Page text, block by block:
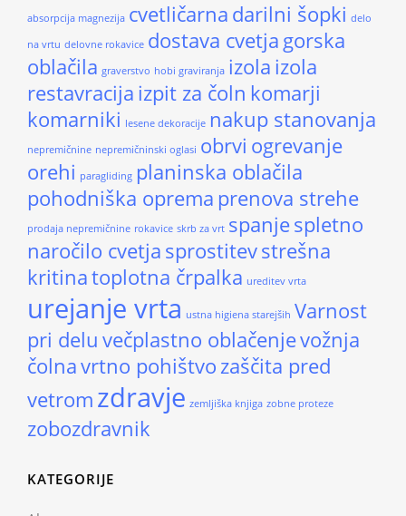
absorpcija magnezija cvetličarna darilni šopki delo
na vrtu delovne rokavice dostava cvetja gorska
oblačila graverstvo hobi graviranja izola izola
restavracija izpit za čoln komarji
komarniki lesene dekoracije nakup stanovanja
nepremičnine nepremičninski oglasi obrvi ogrevanje
orehi paragliding planinska oblačila
pohodniška oprema prenova strehe
prodaja nepremičnine rokavice skrb za vrt spanjespletno
naročilo cvetja sprostitevstrešna
kritinatoplotna črpalka ureditev vrta
urejanje vrta ustna higiena starejših Varnost
pri delu večplastno oblačenjevožnja
čolnavrtno pohištvo zaščita pred
vetrom zdravje zemljiška knjiga zobne proteze
zobozdravnik
KATEGORIJE